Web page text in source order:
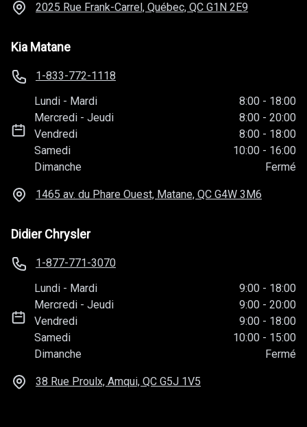
2025 Rue Frank-Carrel, Québec, QC G1N 2E9
Kia Matane
1-833-772-1118
Lundi - Mardi 8:00 - 18:00
Mercredi -Jeudi 8:00 - 20:00
Vendredi
8:00 - 18:00
Samedi
10:00 - 16:00
Dimanche
Fermé
1465 av. du Phare Ouest, Matane, QC G4W 3M6
Didier Chrysler
1-877-771-3070
Lundi - Mardi 9:00 - 18:00
Mercredi -Jeudi 9:00 - 20:00
Vendredi
9:00 - 18:00
Samedi
10:00 - 15:00
Dimanche
Fermé
38 Rue Proulx, Amqui, QC G5J 1V5